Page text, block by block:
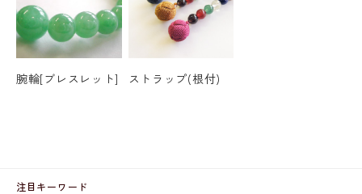
注目キーワード
腕輪[ブレスレット] ストラップ(根付)